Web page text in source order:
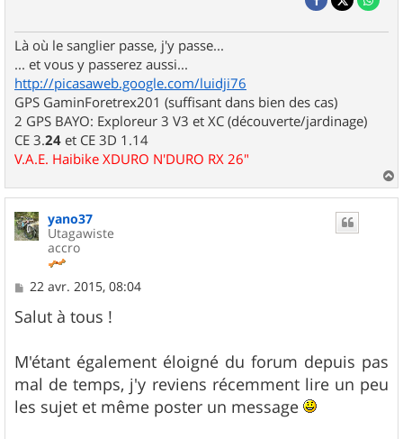
Là où le sanglier passe, j'y passe...
... et vous y passerez aussi...
http://picasaweb.google.com/luidji76
GPS GaminForetrex201 (suffisant dans bien des cas)
2 GPS BAYO: Exploreur 3 V3 et XC (découverte/jardinage)
CE 3.24 et CE 3D 1.14
V.A.E. Haibike XDURO N'DURO RX 26"
a
u
yano37
Utagawiste
accro
M
s
s
g
e
22 avr. 2015, 08:04
Salut à tous !
M'étant également éloigné du forum depuis pas
mal de temps, j'y reviens récemment lire un peu
les sujet et même poster un message